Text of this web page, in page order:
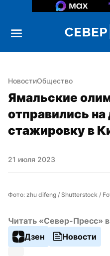
НовостиОбщество
Ямальские
отправились
стажировку в
21 июля 2023
Фото: zhu difeng / Shutterstock /
Читать «Север-Пресс» в
Дзен
Новости